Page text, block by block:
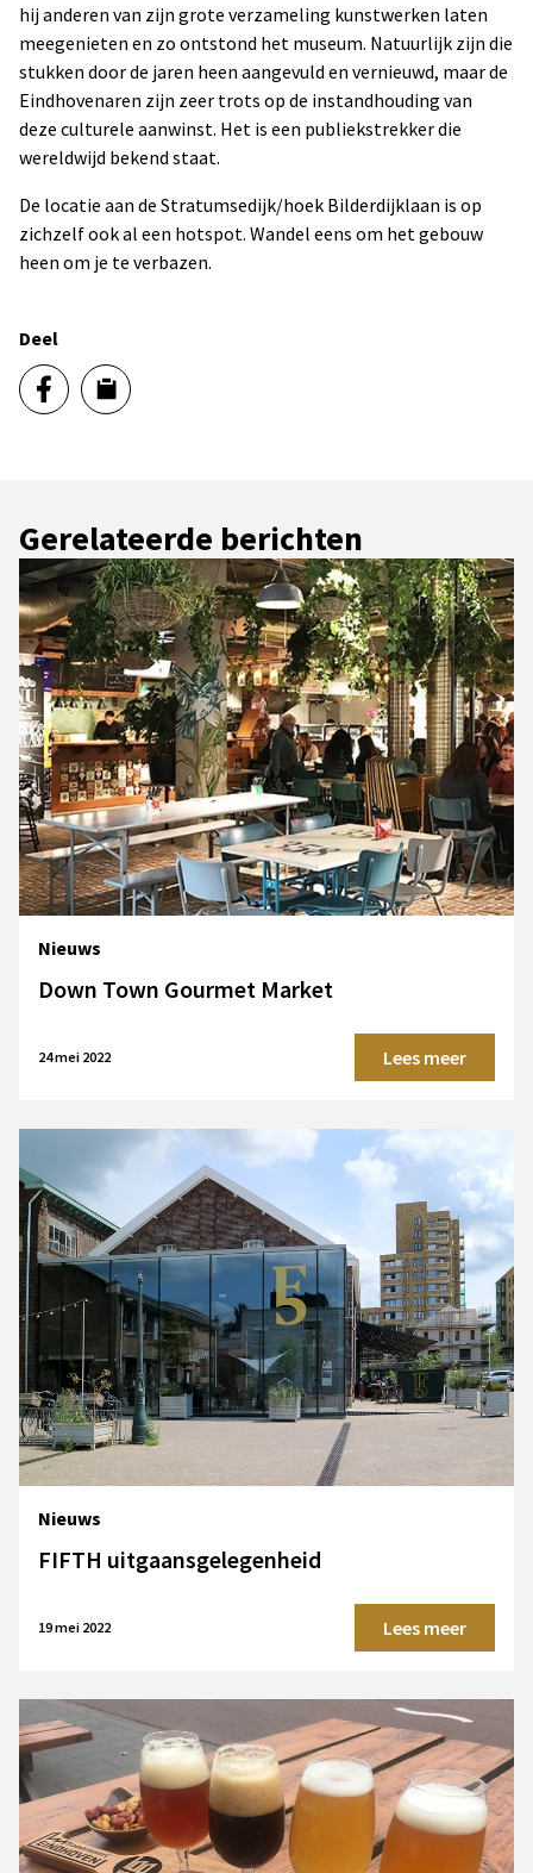
hij anderen van zijn grote verzameling kunstwerken laten
meegenieten en zo ontstond het museum. Natuurlijk zijn die
stukken door de jaren heen aangevuld en vernieuwd, maar de
Eindhovenaren zijn zeer trots op de instandhouding van
deze culturele aanwinst. Het is een publiekstrekker die
wereldwijd bekend staat.
De locatie aan de Stratumsedijk/hoek Bilderdijklaan is op
zichzelf ook al een hotspot. Wandel eens om het gebouw
heen om je te verbazen.
Deel
Gerelateerde berichten
Nieuws
Down Town Gourmet Market
24 mei 2022 Lees meer
Nieuws
FIFTH uitgaansgelegenheid
19 mei 2022 Lees meer